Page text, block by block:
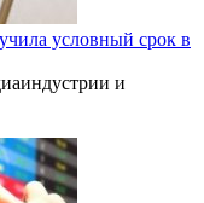
условный срок в
и